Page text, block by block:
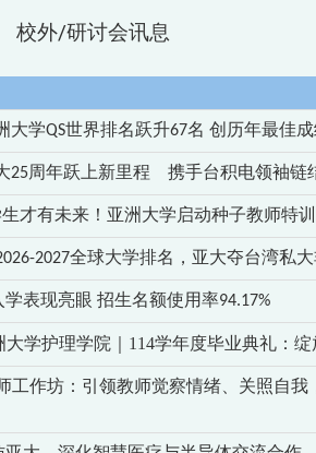
校外/研讨会讯息
大学QS世界排名跃升67名 创历年最佳
25周年跃上新里程 携手台积电领袖链
才有未来！亚洲大学启动种子教师特训
2026-2027全球大学排名，亚大夺台湾私
表现亮眼 招生名额使用率94.17%
大学护理学院｜114学年度毕业典礼：
工作坊：引领教师觉察情绪、关照自